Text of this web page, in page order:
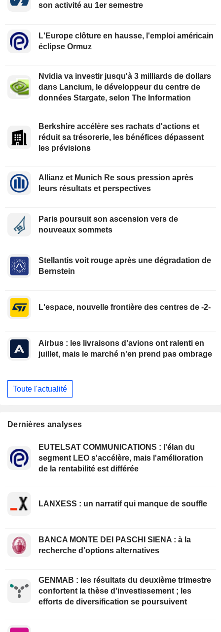
son activité au 1er semestre
L'Europe clôture en hausse, l'emploi américain
éclipse Ormuz
Nvidia va investir jusqu'à 3 milliards de dollars
dans Lancium, le développeur du centre de
données Stargate, selon The Information
Berkshire accélère ses rachats d'actions et
réduit sa trésorerie, les bénéfices dépassent
les prévisions
Allianz et Munich Re sous pression après
leurs résultats et perspectives
Paris poursuit son ascension vers de
nouveaux sommets
Stellantis voit rouge après une dégradation de
Bernstein
L'espace, nouvelle frontière des centres de -2-
Airbus : les livraisons d'avions ont ralenti en
juillet, mais le marché n'en prend pas ombrage
Toute l'actualité
Dernières analyses
EUTELSAT COMMUNICATIONS : l'élan du
segment LEO s'accélère, mais l'amélioration
de la rentabilité est différée
LANXESS : un narratif qui manque de souffle
BANCA MONTE DEI PASCHI SIENA : à la
recherche d'options alternatives
GENMAB : les résultats du deuxième trimestre
confortent la thèse d'investissement ; les
efforts de diversification se poursuivent